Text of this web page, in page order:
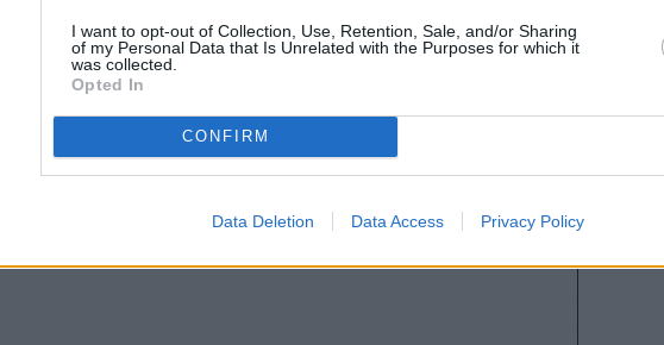
I want to opt-out of Collection, Use, Retention, Sale, and/or Sharing
of my Personal Data that Is Unrelated with the Purposes for which it
was collected.
Opted In
CONFIRM
Data Deletion Data Access Privacy Policy